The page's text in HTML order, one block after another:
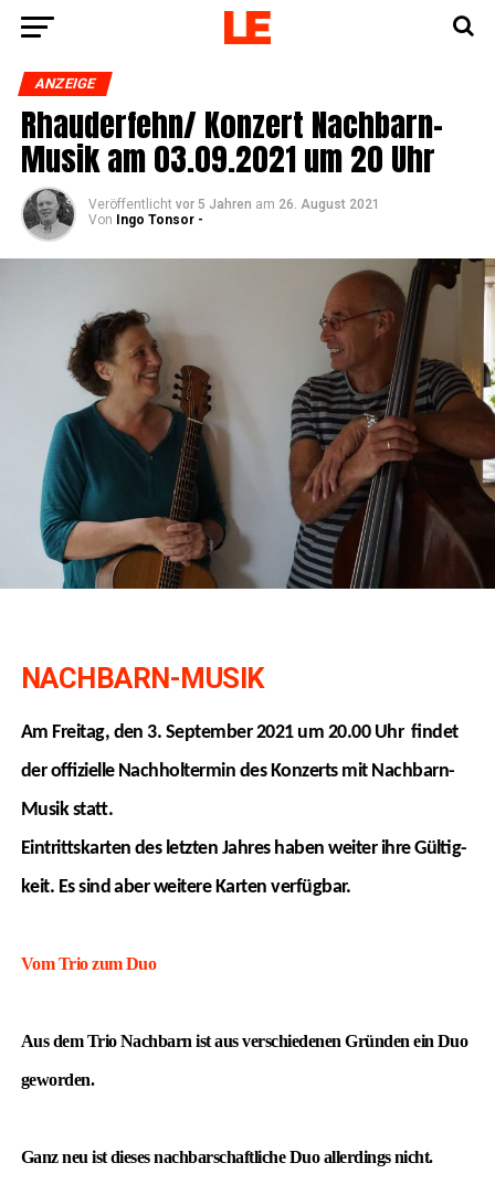
ANZEIGE
Rhauderfehn/ Kon­zert Nach­barn-
Musik am 03.09.2021 um 20 Uhr
Veröffentlicht vor 5 Jahren am 26. August 2021
Von
Ingo Tonsor -
NACHBARN-MUSIK
Am Frei­tag, den 3. Sep­tem­ber 2021 um 20.00 Uhr fin­det
der offi­zi­el­le Nach­hol­ter­min des Kon­zerts mit Nach­barn-
Musik statt.
Ein­tritts­kar­ten des letz­ten Jah­res haben wei­ter ihre Gül­tig­
keit. Es sind aber wei­te­re Kar­ten ver­füg­bar.
Vom Trio zum Duo
Aus dem Trio Nach­barn ist aus ver­schie­de­nen Grün­den ein Duo
gewor­den.
Ganz neu ist die­ses nach­bar­schaft­li­che Duo aller­dings nicht.